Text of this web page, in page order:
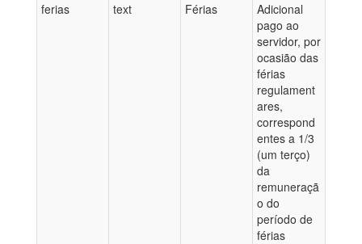
ferias text Férias
Adicional
pago ao
servidor, por
ocasião das
férias
regulament
ares,
correspond
entes a 1/3
(um terço)
da
remuneraçã
o do
período de
férias